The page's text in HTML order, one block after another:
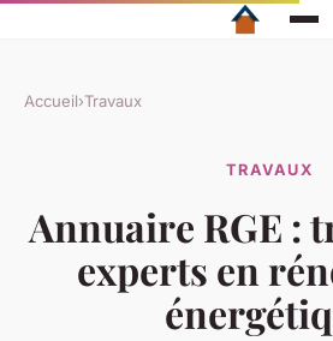
Accueil›Travaux
TRAVAUX
Annuaire RGE :
experts en